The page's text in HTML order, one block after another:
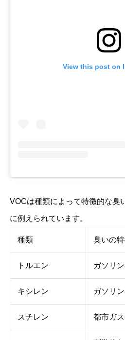
View this post on
VOCは種類によって特徴的な臭
に例えられています。
種類 臭いの
トルエン ガソリ
キシレン ガソリ
スチレン 都市ガ